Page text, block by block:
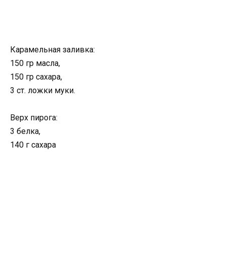
Карамельная заливка:
150 гр масла,
150 гр сахара,
3 ст. ложки муки.
Верх пирога:
3 белка,
140 г сахара